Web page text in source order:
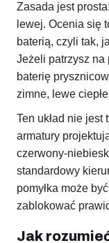
Zasada jest
lewej. Ocenia się
baterią, czyli tak,
Jeżeli patrzysz na
baterię
zimne, lewe
Ten układ nie
armatury
czerwony-
standardowy
pomyłka może
zablokować
Jak